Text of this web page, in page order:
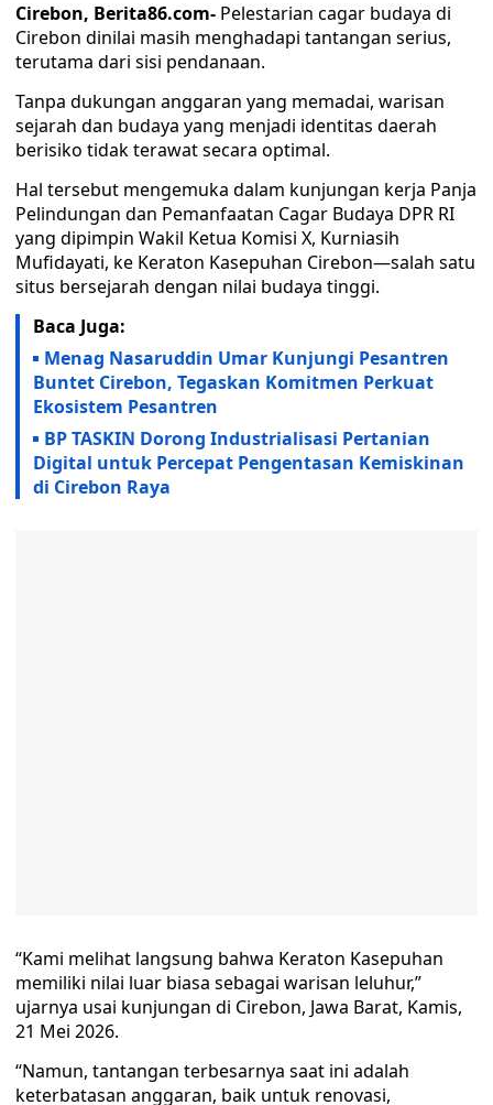
Cirebon, Berita86.com- Pelestarian cagar budaya di
Cirebon dinilai masih menghadapi tantangan serius,
terutama dari sisi pendanaan.
Tanpa dukungan anggaran yang memadai, warisan
sejarah dan budaya yang menjadi identitas daerah
berisiko tidak terawat secara optimal.
Hal tersebut mengemuka dalam kunjungan kerja Panja
Pelindungan dan Pemanfaatan Cagar Budaya DPR RI
yang dipimpin Wakil Ketua Komisi X, Kurniasih
Mufidayati, ke Keraton Kasepuhan Cirebon—salah satu
situs bersejarah dengan nilai budaya tinggi.
Baca Juga:
Menag Nasaruddin Umar Kunjungi Pesantren
Buntet Cirebon, Tegaskan Komitmen Perkuat
Ekosistem Pesantren
BP TASKIN Dorong Industrialisasi Pertanian
Digital untuk Percepat Pengentasan Kemiskinan
di Cirebon Raya
“Kami melihat langsung bahwa Keraton Kasepuhan
memiliki nilai luar biasa sebagai warisan leluhur,”
ujarnya usai kunjungan di Cirebon, Jawa Barat, Kamis,
21 Mei 2026.
“Namun, tantangan terbesarnya saat ini adalah
keterbatasan anggaran, baik untuk renovasi,